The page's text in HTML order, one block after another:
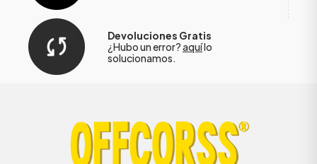
Devoluciones Gratis
¿Hubo un error?aquílo
solucionamos.